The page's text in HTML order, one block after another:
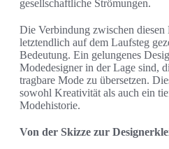
gesellschaftliche Strömungen.
Die Verbindung zwischen diesen
letztendlich auf dem Laufsteg
Bedeutung. Ein gelungenes
Modedesigner in der Lage sind,
tragbare Mode zu übersetzen.
sowohl Kreativität als auch ein
Modehistorie.
Von der Skizze zur